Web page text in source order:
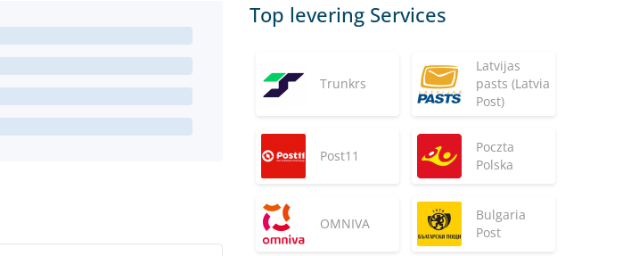
Top levering Services
Trunkrs
Latvijas
pasts (Latvia
Post)
Post11
Poczta
Polska
OMNIVA
Bulgaria
Post